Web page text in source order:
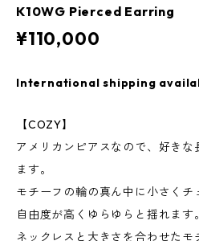
K10WG Pierced Earring
¥110,000
International shipping
【COZY】
アメリカンピアスなので、好き
ます。
モチーフの輪の真ん中に小さく
自由度が高くゆらゆらと揺れます。
ネックレスと大きさを合わせた